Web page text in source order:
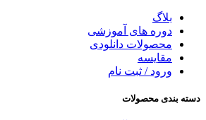
بلاگ
دوره های آموزشی
محصولات دانلودی
مقایسه
ورود / ثبت نام
دسته بندی محصولات